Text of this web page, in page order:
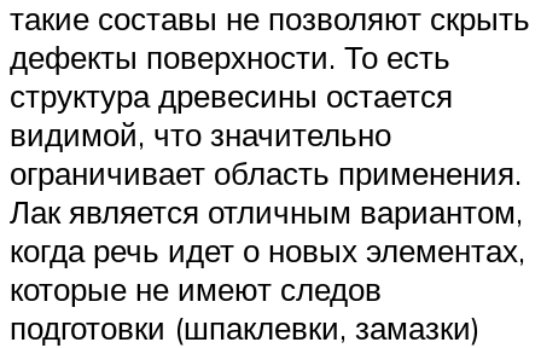
такие составы не позволяют скрыть
дефекты поверхности. То есть
структура древесины остается
видимой, что значительно
ограничивает область применения.
Лак является отличным вариантом,
когда речь идет о новых элементах,
которые не имеют следов
подготовки (шпаклевки, замазки)